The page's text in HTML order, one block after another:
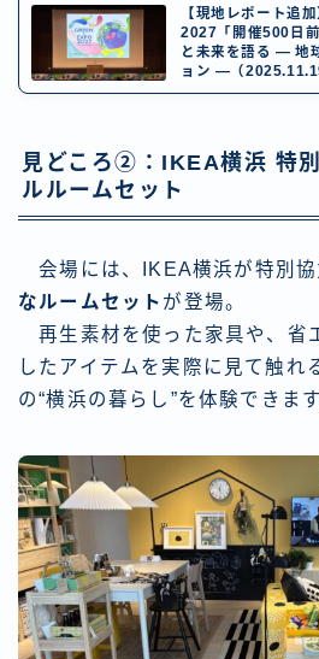
【現地レポート追
2027「開催500日
と未来を語る ― 地
ョン ―（
見どころ②：IKEA横浜 特
ルルームセット
会場には、IKEA横浜が特別協
なルームセット が登場。
再生素材を使った家具や、省
したアイテムを実際に見て触れ
の“横浜の暮らし”を体験できます